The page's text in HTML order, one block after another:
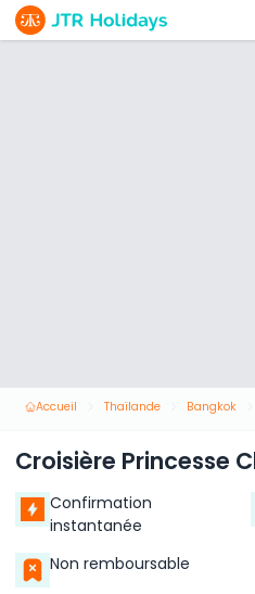
Accueil Thaïlande Bangkok
Croisière Princesse
Confirmation
instantanée
Non remboursable